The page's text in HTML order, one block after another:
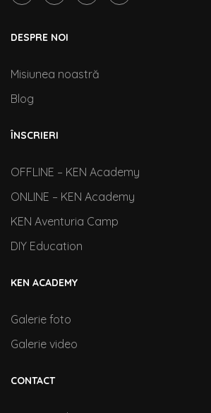
DESPRE NOI
Misiunea noastră
Blog
ÎNSCRIERI
OFFLINE – KEN Academy
ONLINE – KEN Academy
KEN Aventuria Camp
DIY Education
KEN ACADEMY
Galerie foto
Galerie video
CONTACT